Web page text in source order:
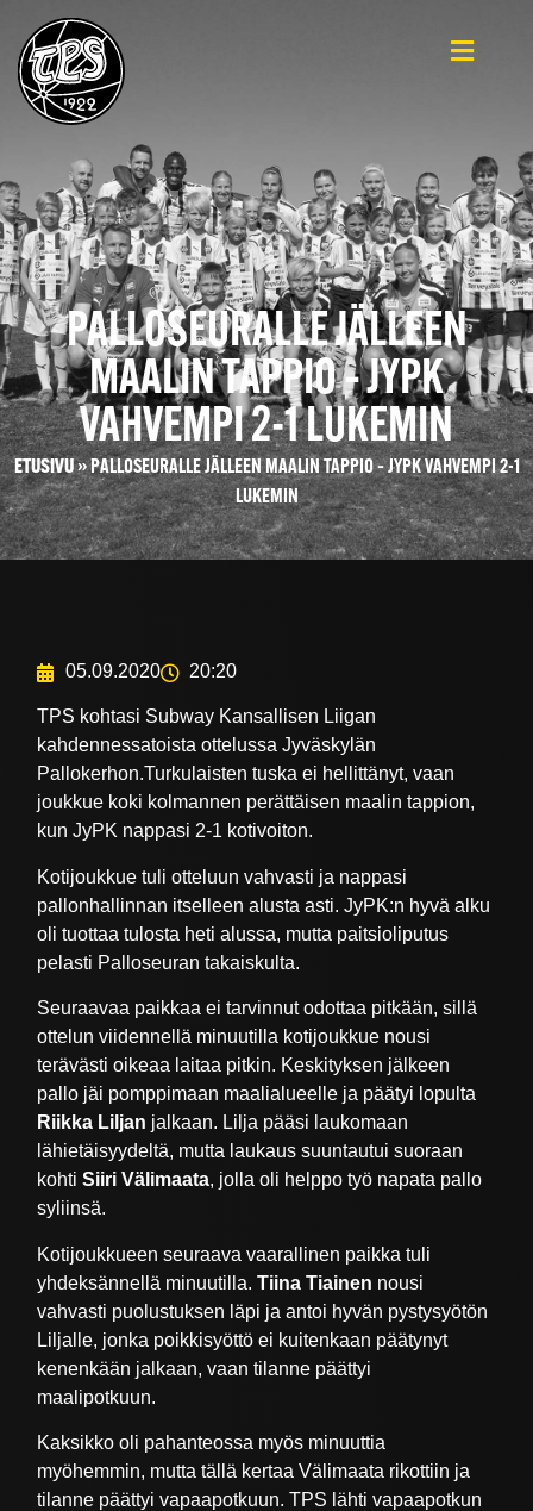
PALLOSEURALLE JÄLLEEN
MAALIN TAPPIO – JYPK
VAHVEMPI 2-1 LUKEMIN
ETUSIVU»PALLOSEURALLE JÄLLEEN MAALIN TAPPIO – JYPK VAHVEMPI 2-1
LUKEMIN
05.09.2020 20:20
TPS kohtasi Subway Kansallisen Liigan
kahdennessatoista ottelussa Jyväskylän
Pallokerhon.Turkulaisten tuska ei hellittänyt, vaan
joukkue koki kolmannen perättäisen maalin tappion,
kun JyPK nappasi 2-1 kotivoiton.
Kotijoukkue tuli otteluun vahvasti ja nappasi
pallonhallinnan itselleen alusta asti. JyPK:n hyvä alku
oli tuottaa tulosta heti alussa, mutta paitsioliputus
pelasti Palloseuran takaiskulta.
Seuraavaa paikkaa ei tarvinnut odottaa pitkään, sillä
ottelun viidennellä minuutilla kotijoukkue nousi
terävästi oikeaa laitaa pitkin. Keskityksen jälkeen
pallo jäi pomppimaan maalialueelle ja päätyi lopulta
Riikka Liljan jalkaan. Lilja pääsi laukomaan
lähietäisyydeltä, mutta laukaus suuntautui suoraan
kohtiSiiri Välimaata, jolla oli helppo työ napata pallo
syliinsä.
Kotijoukkueen seuraava vaarallinen paikka tuli
yhdeksännellä minuutilla.Tiina Tiainen nousi
vahvasti puolustuksen läpi ja antoi hyvän pystysyötön
Liljalle, jonka poikkisyöttö ei kuitenkaan päätynyt
kenenkään jalkaan, vaan tilanne päättyi
maalipotkuun.
Kaksikko oli pahanteossa myös minuuttia
myöhemmin, mutta tällä kertaa Välimaata rikottiin ja
tilanne päättyi vapaapotkuun. TPS lähti vapaapotkun